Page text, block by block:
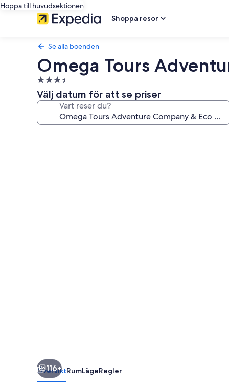
Hoppa till huvudsektionen
Shoppa resor
Se alla boenden
Omega Tours
3.5-
stjärnigt
boende
Välj datum för att se priser
Vart reser du?
116+
ÖversiktRumLägeRegler